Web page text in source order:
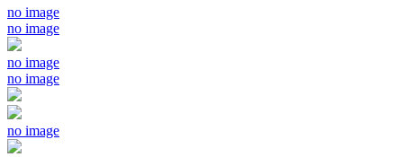
no image
no image
no image
no image
no image